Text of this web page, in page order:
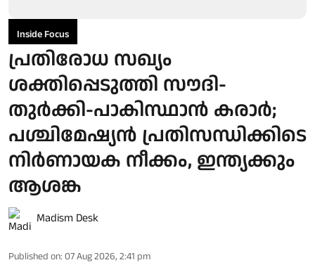
Inside Focus
പ്രതിരോധ സഖ്യം
ശക്തിപ്പെടുത്തി സൗദി-
തുര്‍ക്കി-പാകിസ്ഥാന്‍ കരാര്‍;
പശ്ചിമേഷ്യന്‍ പ്രതിസന്ധിക്കിടെ
നിര്‍ണായക നീക്കം, ഇന്ത്യക്കും
ആശങ്ക
Madism Desk
Published on: 07 Aug 2026, 2:41 pm